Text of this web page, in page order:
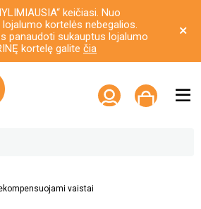
keičiasi. Nuo
lojalumo kortelės nebegalios.
panaudoti sukauptus lojalumo
kortelę galite čia
vaistai